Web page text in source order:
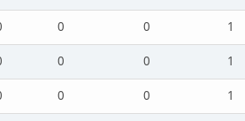
0 0
1
0 0
1
0 0
1